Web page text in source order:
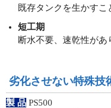
既存タンクを生かすこ
短工期
断水不要、速乾性があ
劣化させない特殊技
製 品 PS500